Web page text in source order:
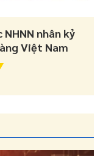
nhân kỷ
Việt Nam